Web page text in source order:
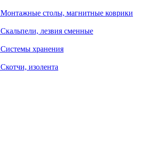
Монтажные столы, магнитные коврики
Скальпели, лезвия сменные
Системы хранения
Скотчи, изолента